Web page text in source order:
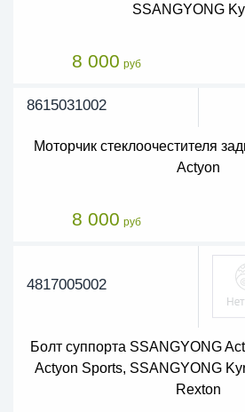
SSANGYONG
8 000 руб
8615031002
Моторчик стеклоочестителя
Actyon
8 000 руб
4817005002
Болт суппорта SSANGYONG
Actyon Sports, SSANGYONG
Rexton